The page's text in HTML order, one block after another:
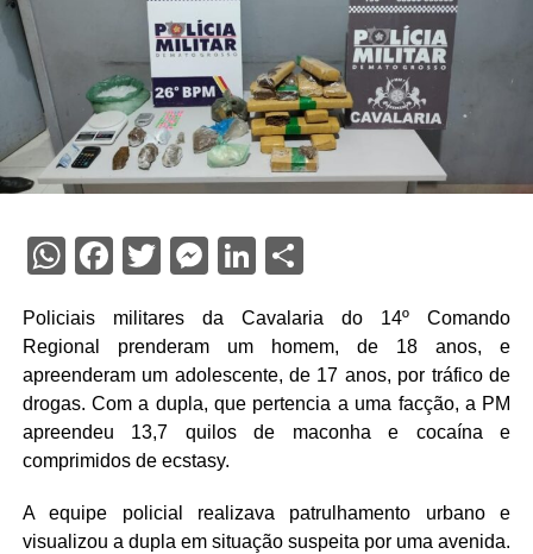
WhatsApp
Facebook
Twitter
Messenger
LinkedIn
Share
Policiais militares da Cavalaria do 14º Comando
Regional prenderam um homem, de 18 anos, e
apreenderam um adolescente, de 17 anos, por tráfico de
drogas. Com a dupla, que pertencia a uma facção, a PM
apreendeu 13,7 quilos de maconha e cocaína e
comprimidos de ecstasy.
A equipe policial realizava patrulhamento urbano e
visualizou a dupla em situação suspeita por uma avenida.